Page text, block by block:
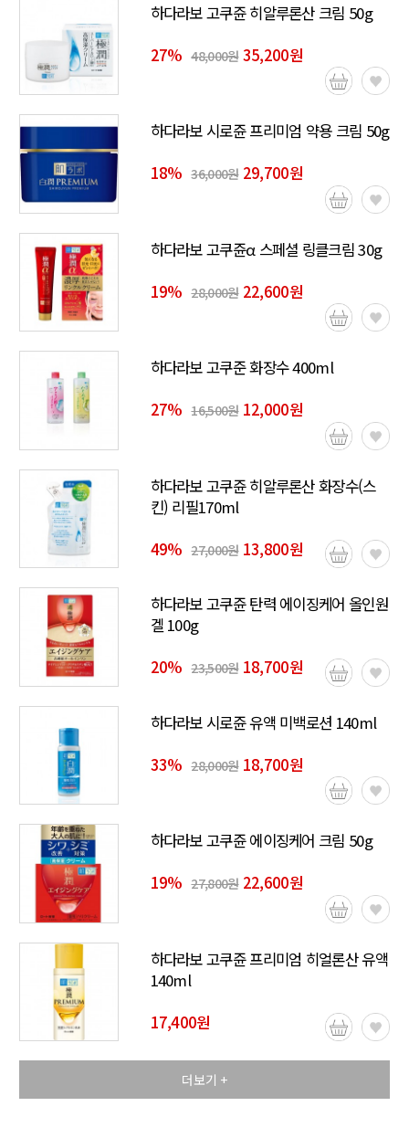
하다라보 고쿠쥰 히알루론산 크림 50g
27% 48,000원35,200원
하다라보 시로쥰 프리미엄 약용 크림 50g
18% 36,000원29,700원
하다라보 고쿠쥰α 스페셜 링클크림 30g
19% 28,000원22,600원
하다라보 고쿠준 화장수 400ml
27% 16,500원12,000원
하다라보 고쿠쥰 히알루론산 화장수(스
킨) 리필170ml
49% 27,000원13,800원
하다라보 고쿠쥰 탄력 에이징케어 올인원
겔 100g
20% 23,500원18,700원
하다라보 시로쥰 유액 미백로션 140ml
33% 28,000원18,700원
하다라보 고쿠쥰 에이징케어 크림 50g
19% 27,800원22,600원
하다라보 고쿠쥰 프리미엄 히얼론산 유액
140ml
17,400원
더보기 +